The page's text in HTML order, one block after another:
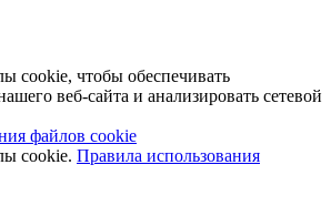
cookie, чтобы обеспечивать
веб-сайта и анализировать сетевой
файлов cookie
cookie. Правила использования